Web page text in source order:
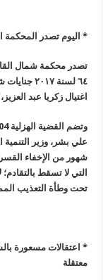
* اليوم تصدر المحكمة
تصدر محكمة شمال
٦٤
لسنة
اغتيال زكريا عبد
علي بشر، وزير
شهور من الإخفاء
التي لا تسقط
تحت وطأة التعذيب
معتقلة